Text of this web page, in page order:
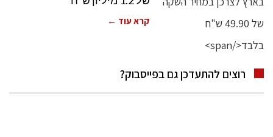
קרא עוד ←
רוצים להתעדכן גם בפייסבוק?